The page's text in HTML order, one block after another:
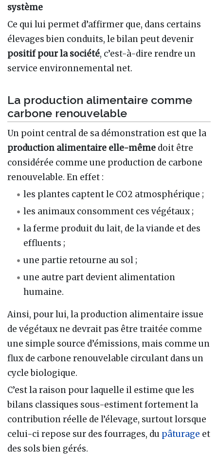
système
Ce qui lui permet d’affirmer que, dans certains
élevages bien conduits, le bilan peut devenir
positif pour la société, c’est-à-dire rendre un
service environnemental net.
La production alimentaire comme
carbone renouvelable
Un point central de sa démonstration est que la
production alimentaire elle-même doit être
considérée comme une production de carbone
renouvelable. En effet :
les plantes captent le CO2 atmosphérique ;
les animaux consomment ces végétaux ;
la ferme produit du lait, de la viande et des
effluents ;
une partie retourne au sol ;
une autre part devient alimentation
humaine.
Ainsi, pour lui, la production alimentaire issue
de végétaux ne devrait pas être traitée comme
une simple source d’émissions, mais comme un
flux de carbone renouvelable circulant dans un
cycle biologique.
C’est la raison pour laquelle il estime que les
bilans classiques sous-estiment fortement la
contribution réelle de l’élevage, surtout lorsque
celui-ci repose sur des fourrages, du pâturage et
des sols bien gérés.